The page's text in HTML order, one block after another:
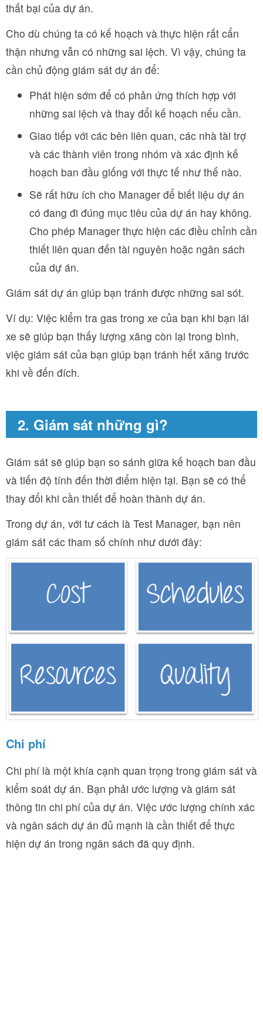
thất bại của dự án.
Cho dù chúng ta có kế hoạch và thực hiện rất cẩn
thận nhưng vẫn có những sai lệch. Vì vậy, chúng ta
cần chủ động giám sát dự án để:
Phát hiện sớm để có phản ứng thích hợp với
những sai lệch và thay đổi kế hoạch nếu cần.
Giao tiếp với các bên liên quan, các nhà tài trợ
và các thành viên trong nhóm và xác định kế
hoạch ban đầu giống với thực tế như thế nào.
Sẽ rất hữu ích cho Manager để biết liệu dự án
có đang đi đúng mục tiêu của dự án hay không.
Cho phép Manager thực hiện các điều chỉnh cần
thiết liên quan đến tài nguyên hoặc ngân sách
của dự án.
Giám sát dự án giúp bạn tránh được những sai sót.
Ví dụ: Việc kiểm tra gas trong xe của bạn khi bạn lái
xe sẽ giúp bạn thấy lượng xăng còn lại trong bình,
việc giám sát của bạn giúp bạn tránh hết xăng trước
khi về đến đích.
2. Giám sát những gì?
Giám sát sẽ giúp bạn so sánh giữa kế hoạch ban đầu
và tiến độ tính đến thời điểm hiện tại. Bạn sẽ có thể
thay đổi khi cần thiết để hoàn thành dự án.
Trong dự án, với tư cách là Test Manager, bạn nên
giám sát các tham số chính như dưới đây:
Chi phí
Chi phí là một khía cạnh quan trọng trong giám sát và
kiểm soát dự án. Bạn phải ước lượng và giám sát
thông tin chi phí của dự án. Việc ước lượng chính xác
và ngân sách dự án đủ mạnh là cần thiết để thực
hiện dự án trong ngân sách đã quy định.